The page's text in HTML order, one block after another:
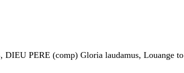
PERE (comp) Gloria laudamus, Louange to